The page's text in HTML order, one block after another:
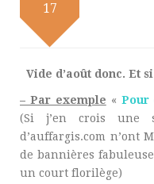
17
Vide d’août donc. Et
– Par exemple « Pour
(Si j’en crois une
d’auffargis.com n’ont
de bannières
un court florilège)